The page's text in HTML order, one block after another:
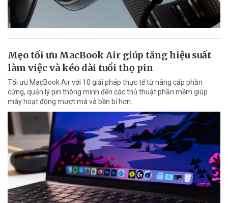
Mẹo tối ưu MacBook Air giúp tăng hiệu suất
làm việc và kéo dài tuổi thọ pin
Tối ưu MacBook Air với 10 giải pháp thực tế từ nâng cấp phần
cứng, quản lý pin thông minh đến các thủ thuật phần mềm giúp
máy hoạt động mượt mà và bền bỉ hơn.